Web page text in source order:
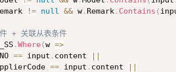
!= null && w. Remark. Contains (
+ 关联从表条件
.Where(w =>
== input . content
||
== input . content
||